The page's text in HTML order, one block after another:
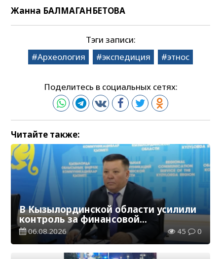
Жанна БАЛМАГАНБЕТОВА
Тэги записи:
Археология
экспедиция этнос
Поделитесь в социальных сетях:
Читайте также:
В Кызылординской области усилили
контроль за финансовой
дисциплиной
06.08.2026 45 0